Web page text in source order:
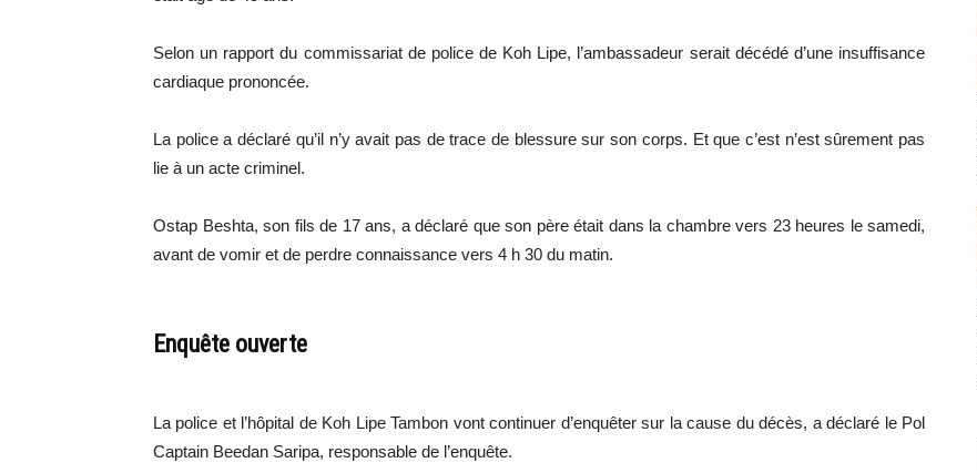
Selon un rapport du commissariat de police de Koh Lipe, l’ambassadeur serait décédé d’une insuffisance
cardiaque prononcée.
La police a déclaré qu’il n’y avait pas de trace de blessure sur son corps. Et que c’est n’est sûrement pas
lie à un acte criminel.
Ostap Beshta, son fils de 17 ans, a déclaré que son père était dans la chambre vers 23 heures le samedi,
avant de vomir et de perdre connaissance vers 4 h 30 du matin.
Enquête ouverte
La police et l’hôpital de Koh Lipe Tambon vont continuer d’enquêter sur la cause du décès, a déclaré le Pol
Captain Beedan Saripa, responsable de l’enquête.